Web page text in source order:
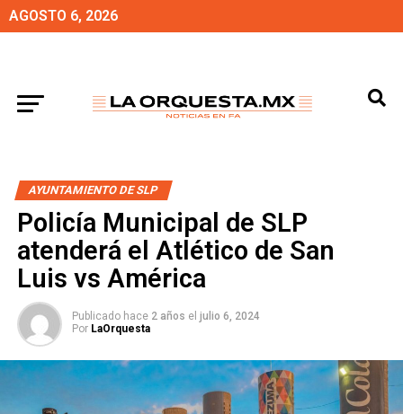
AGOSTO 6, 2026
AYUNTAMIENTO DE SLP
Policía Municipal de SLP
atenderá el Atlético de San
Luis vs América
Publicado hace 2 años el julio 6, 2024
Por LaOrquesta